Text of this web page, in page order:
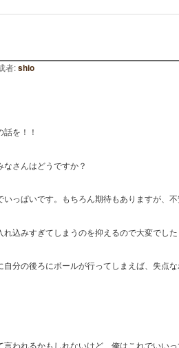
者:shio
を！！
さんはどうですか？
いっぱいです。もちろん期待もありますが、
れ込みすぎてしまうのを抑えるので大変でし
自分の後ろにボールが行ってしまえば、失点
言われるかもしれないけど、俺はこれでいい